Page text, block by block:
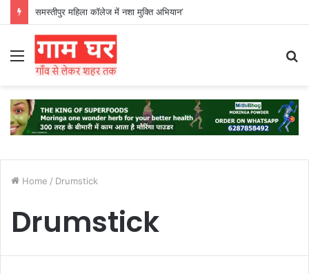
समस्तीपुर महिला कॉलेज में नशा मुक्ति अभियान’
Menu
Home / Drumstick
Drumstick